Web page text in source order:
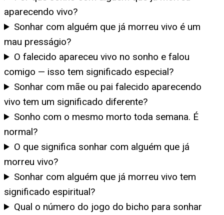
aparecendo vivo?
Sonhar com alguém que já morreu vivo é um
mau presságio?
O falecido apareceu vivo no sonho e falou
comigo — isso tem significado especial?
Sonhar com mãe ou pai falecido aparecendo
vivo tem um significado diferente?
Sonho com o mesmo morto toda semana. É
normal?
O que significa sonhar com alguém que já
morreu vivo?
Sonhar com alguém que já morreu vivo tem
significado espiritual?
Qual o número do jogo do bicho para sonhar